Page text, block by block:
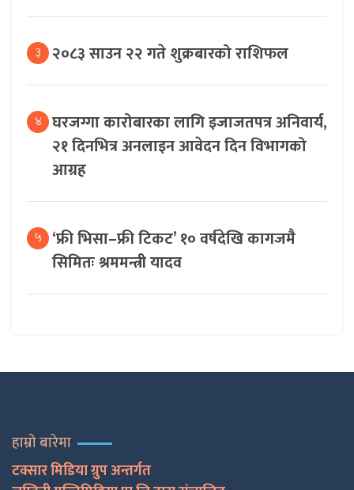
३ २०८३ साउन २२ गते शुक्रबारको राशिफल
४ घरजग्गा कारोबारका लागि इजाजतपत्र अनिवार्य,
२१ दिनभित्र अनलाइन आवेदन दिन विभागको
आग्रह
५ ‘फ्री भिसा–फ्री टिकट’ १० वर्षदेखि कागजमै
सिमितः श्रममन्त्री यादव
हाम्रो बारेमा
टक्सार मिडिया ग्रुप अन्तर्गत